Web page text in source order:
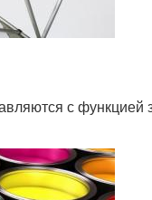
с функцией